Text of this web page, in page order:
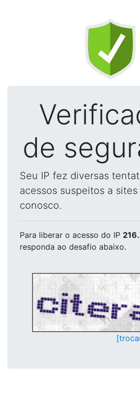
de
Seu IP fez diversas
acessos suspeitos a
conosco.
Para liberar o acesso do IP
responda ao desafio abaixo.